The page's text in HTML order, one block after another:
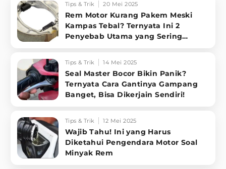
Tips & Trik 20 Mei 2025
Rem Motor Kurang Pakem Meski
Kampas Tebal? Ternyata Ini 2
Penyebab Utama yang Sering
Tips & Trik 14 Mei 2025
Seal Master Bocor Bikin Panik?
Ternyata Cara Gantinya Gampang
Banget, Bisa Dikerjain Sendiri!
Tips & Trik 12 Mei 2025
Wajib Tahu! Ini yang Harus
Diketahui Pengendara Motor Soal
Minyak Rem